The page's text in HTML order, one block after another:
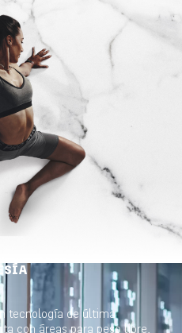
tecnología de última
con áreas para peso libre,